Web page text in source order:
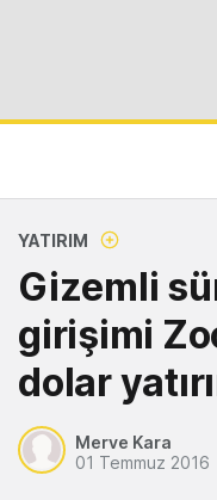
YATIRIM
Gizemli
girişimi
dolar
Merve Kara
01 Temmuz 2016